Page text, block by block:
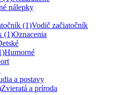
nálepky
Vodič začiatočník
Oznacenia
Humorné
a postavy
Zvieratá a príroda